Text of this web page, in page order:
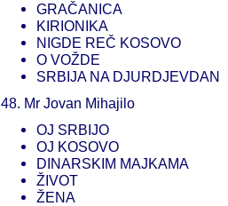
GRAČANICA
KIRIONIKA
NIGDE REČ KOSOVO
O VOŽDE
SRBIJA NA DJURDJEVDAN
48. Mr Jovan Mihajilo
OJ SRBIJO
OJ KOSOVO
DINARSKIM MAJKAMA
ŽIVOT
ŽENA